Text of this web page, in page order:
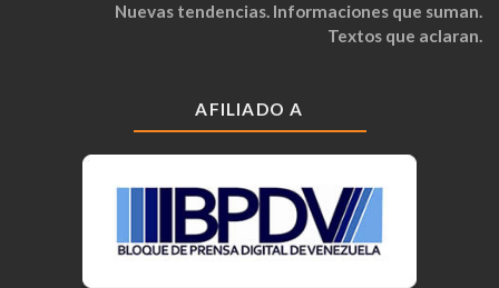
Nuevas tendencias. Informaciones que suman.
Textos que aclaran.
AFILIADO A